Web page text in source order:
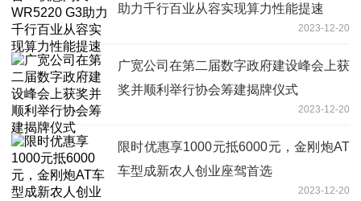
助力千行百业从容实现算力性能提速
2023-12-20
广宽公司在第二届数字政府建设峰会上获
奖并顺利举行协会筹建揭牌仪式
2023-12-20
限时优惠享1000元抵6000元，金刚炮AT
车型成新农人创业座驾首选
2023-12-20